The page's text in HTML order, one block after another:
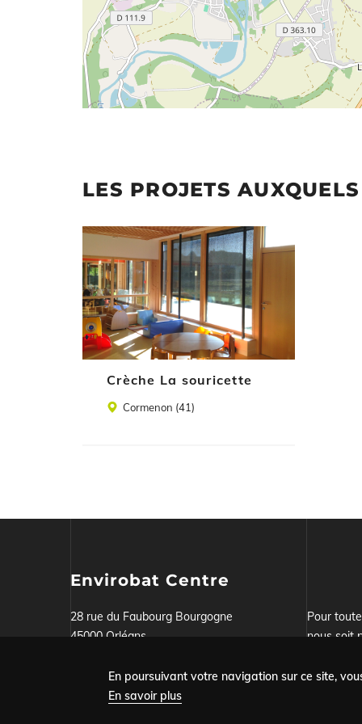
LES PROJETS
Illustration
Crèche La souricette
Cormenon (41)
Envirobat Centre
28 rue du Faubourg Bourgogne
45000 Orléans
Pour
nous soit
En poursuivant votre navigation sur ce site,
En savoir plus